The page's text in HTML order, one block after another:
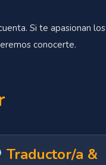
Si te apasionan los
conocerte.
Traductor/a &